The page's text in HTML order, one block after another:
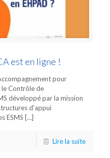
est en ligne !
pour
le Contrôle de
développé par la mission
d’appui
ESMS […]
Lire la suite